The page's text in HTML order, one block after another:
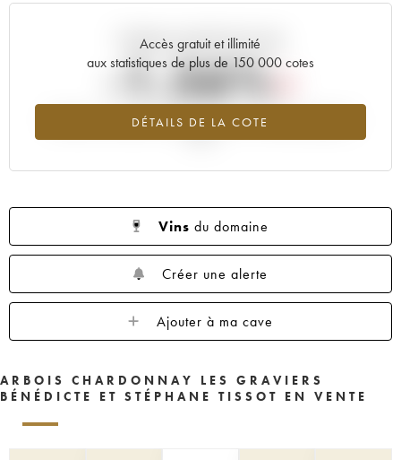
Accès gratuit et illimité
aux statistiques de plus de 150 000 cotes
DÉTAILS DE LA COTE
Tendance actuelle de la cote
-1.56%
Tendance à la baisse du millésime 2011 en 2026 par rapport à
Vins du domaine
Créer une alerte
Ajouter à ma cave
ARBOIS CHARDONNAY LES GRAVIERS
BÉNÉDICTE ET STÉPHANE TISSOT EN VENTE